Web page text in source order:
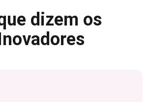
dizem os